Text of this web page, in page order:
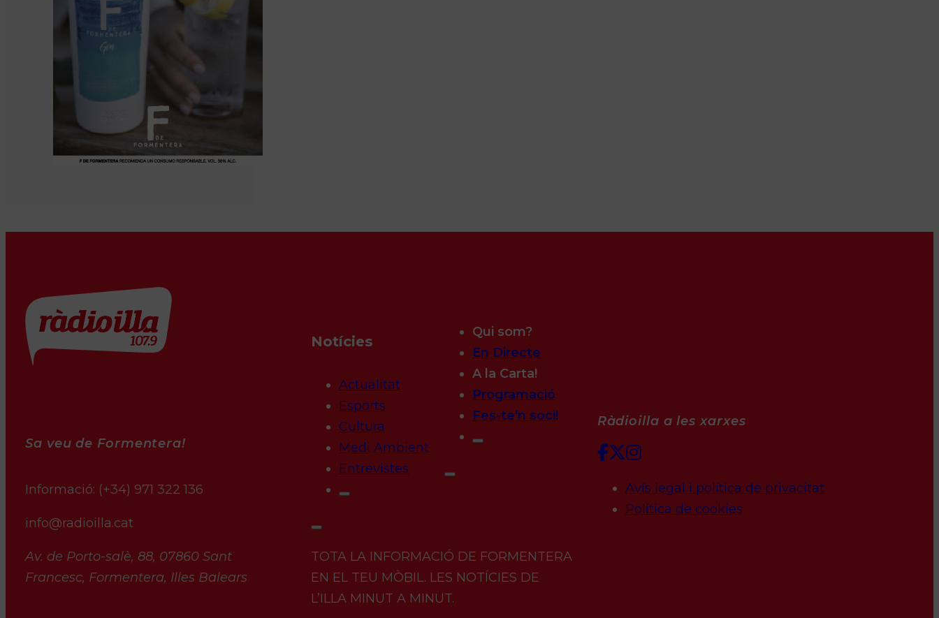
Sa veu de Formentera!
Informació: (+34) 971 322 136
info@radioilla.cat
Av. de Porto-salè, 88, 07860 Sant
Francesc, Formentera, Illes Balears
Notícies
Actualitat
Esports
Cultura
Medi Ambient
Entrevistes
Qui som?
En Directe
A la Carta!
Programació
Fes-te'n soci!
TOTA LA INFORMACIÓ DE FORMENTERA
EN EL TEU MÒBIL. LES NOTÍCIES DE
L’ILLA MINUT A MINUT.
Ràdioilla a les xarxes
Avís legal i política de privacitat
Política de cookies